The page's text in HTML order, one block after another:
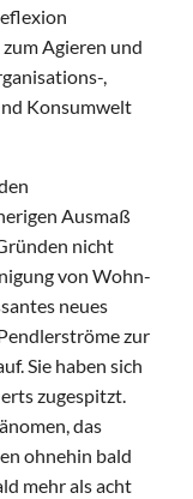
Agieren und
,
Konsumwelt
Ausmaß
nicht
von Wohn-
neues
zur
Sie haben sich
zugespitzt.
das
ohnehin bald
mehr als acht